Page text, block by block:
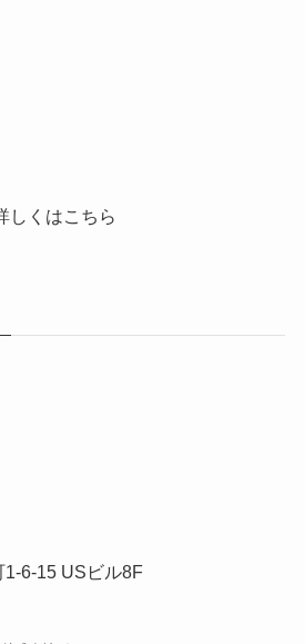
しくはこちら
6-15 USビル8F